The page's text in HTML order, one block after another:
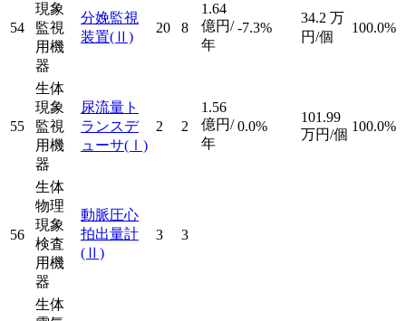
54
現象
監視
用機
器
分娩監視
装置(Ⅱ)
20 8
1.64
億円/
年
-7.3%
34.2 万
円/個
100.0%
55
生体
現象
監視
用機
器
尿流量ト
ランスデ
ューサ(Ⅰ)
2 2
1.56
億円/
年
0.0%
101.99
万円/個
100.0%
56
生体
物理
現象
検査
用機
器
動脈圧心
拍出量計
(Ⅱ)
3 3
生体